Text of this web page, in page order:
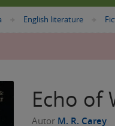
»
English literature »
Echo of
Autor M. R. Carey